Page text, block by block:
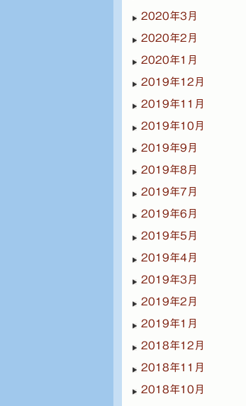
2020年3月
2020年2月
2020年1月
2019年12月
2019年11月
2019年10月
2019年9月
2019年8月
2019年7月
2019年6月
2019年5月
2019年4月
2019年3月
2019年2月
2019年1月
2018年12月
2018年11月
2018年10月